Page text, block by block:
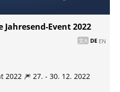
Event 2022
DE EN
2022 🎆 27. - 30. 12. 2022